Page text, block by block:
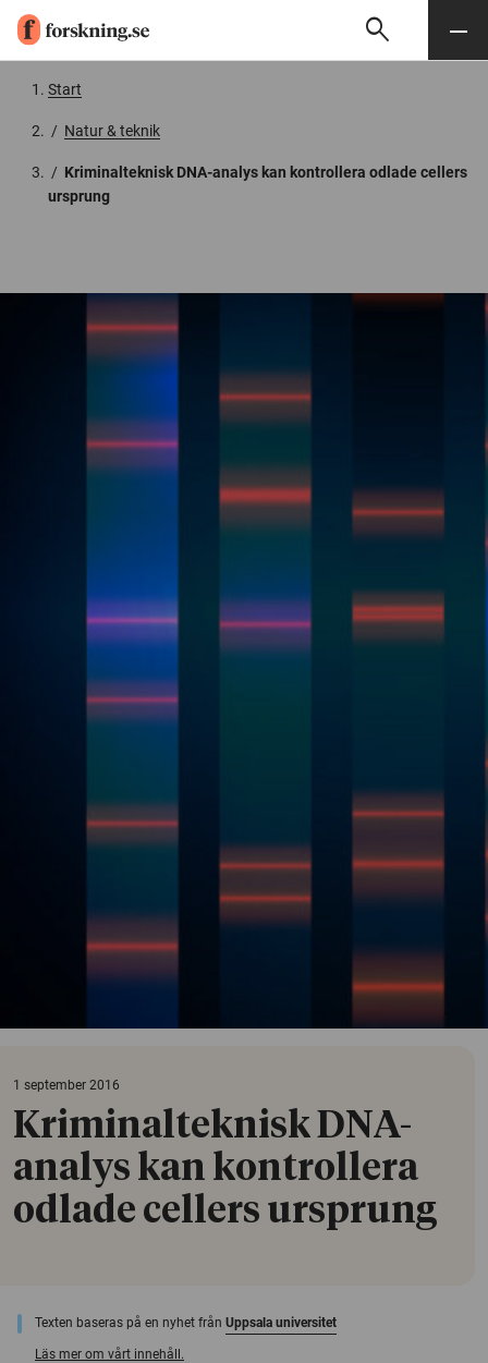
Söksearch Meny
Start
/ Natur & teknik
/ Kriminalteknisk DNA-analys kan kontrollera odlade cellers
ursprung
1 september 2016
Kriminalteknisk DNA-
analys kan kontrollera
odlade cellers ursprung
Texten baseras på en nyhet från Uppsala universitet
Läs mer om vårt innehåll.